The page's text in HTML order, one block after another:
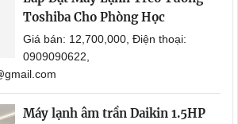
Toshiba Cho Phòng Học
Giá bán: 12,700,000, Điện thoại:
0909090622,
Máy lạnh âm trần Daikin 1.5HP